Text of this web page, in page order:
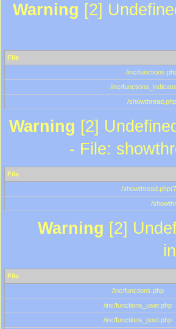
Warning [2]
File
/inc/
/inc/
/showthread.php
Warning [2]
- File:
File
/
/
Warning [2]
File
/inc/functions.php
/inc/functions_user.php
/inc/functions_post.php